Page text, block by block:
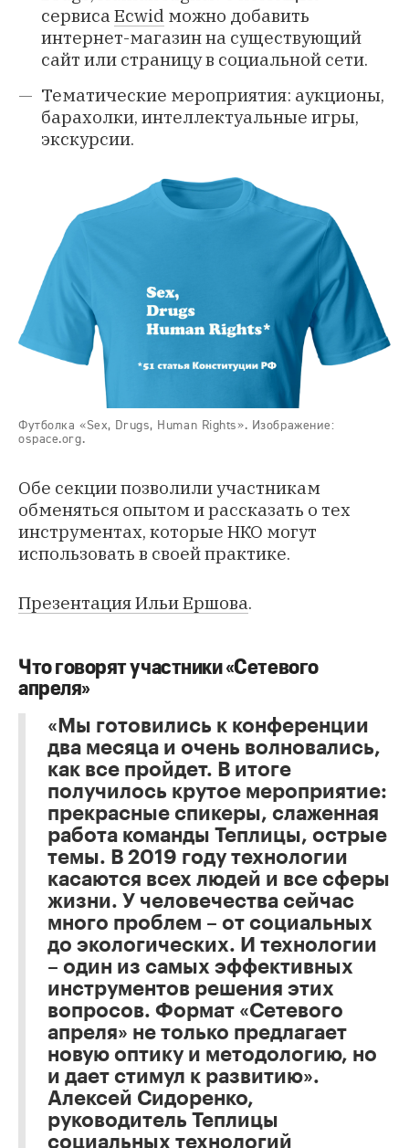
сервисаEcwid можно добавить
интернет-магазин на существующий
сайт или страницу в социальной сети.
Тематические мероприятия: аукционы,
барахолки, интеллектуальные игры,
экскурсии.
Футболка «Sex, Drugs, Human Rights». Изображение:
ospace.org.
Обе секции позволили участникам
обменяться опытом и рассказать о тех
инструментах, которые НКО могут
использовать в своей практике.
Презентация Ильи Ершова.
Что говорят участники «Сетевого
апреля»
«Мы готовились к конференции
два месяца и очень волновались,
как все пройдет. В итоге
получилось крутое мероприятие:
прекрасные спикеры, слаженная
работа команды Теплицы, острые
темы. В 2019 году технологии
касаются всех людей и все сферы
жизни. У человечества сейчас
много проблем – от социальных
до экологических. И технологии
– один из самых эффективных
инструментов решения этих
вопросов. Формат «Сетевого
апреля» не только предлагает
новую оптику и методологию, но
и дает стимул к развитию».
Алексей Сидоренко,
руководитель Теплицы
социальных технологий